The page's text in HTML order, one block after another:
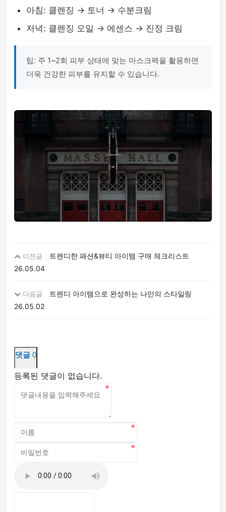
아침: 클렌징 → 토너 → 수분크림
저녁: 클렌징 오일 → 에센스 → 진정 크림
팁: 주 1~2회 피부 상태에 맞는 마스크팩을 활용하면
더욱 건강한 피부를 유지할 수 있습니다.
이전글
트렌디한 패션&뷰티 아이템 구매 체크리스트
26.05.04
다음글
트렌디 아이템으로 완성하는 나만의 스타일링
26.05.02
댓글 0
등록된 댓글이 없습니다.